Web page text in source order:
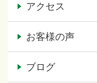
アクセス
お客様の声
ブログ